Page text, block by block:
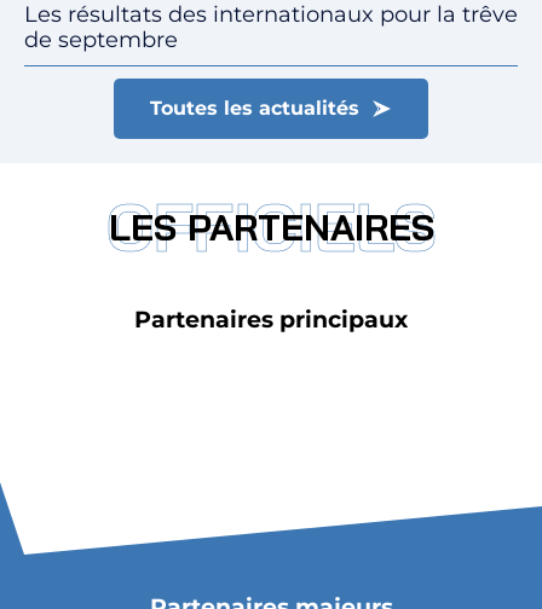
Toutes les actualités
Les résultats des internationaux pour la trêve
de septembre
OFFICIELS
LES PARTENAIRES
Partenaires principaux